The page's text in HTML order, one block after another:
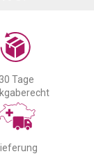
30 Tage
Lieferung